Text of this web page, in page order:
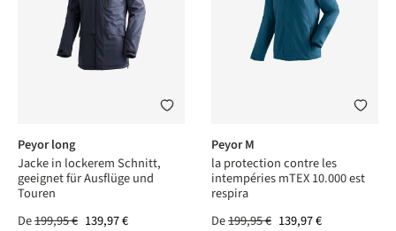
Peyor long
Jacke in lockerem Schnitt,
geeignet für Ausflüge und
Touren
De199,95 € 139,97 €
Peyor M
la protection contre les
intempéries mTEX 10.000 est
respira
De199,95 € 139,97 €